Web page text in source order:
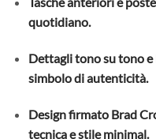
quotidiano.
Dettagli tono su tono
simbolo di autenticità.
Design firmato Brad
tecnica e stile minimal.